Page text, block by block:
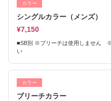
カラー
シングルカラー（メンズ）
¥7,150
■SB別 ※ブリーチは使用しません ※
い
カラー
ブリーチカラー